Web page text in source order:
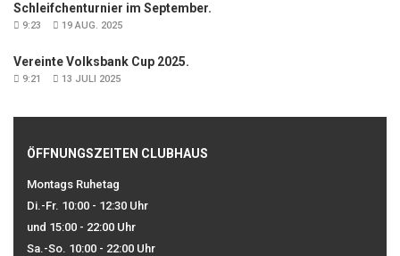
Schleifchenturnier im September.
9:23 19 AUG. 2025
Vereinte Volksbank Cup 2025.
9:21 13 JULI 2025
ÖFFNUNGSZEITEN CLUBHAUS
Montags Ruhetag
Di.-Fr. 10:00 - 12:30 Uhr
und 15:00 - 22:00 Uhr
Sa.-So. 10:00 - 22:00 Uhr